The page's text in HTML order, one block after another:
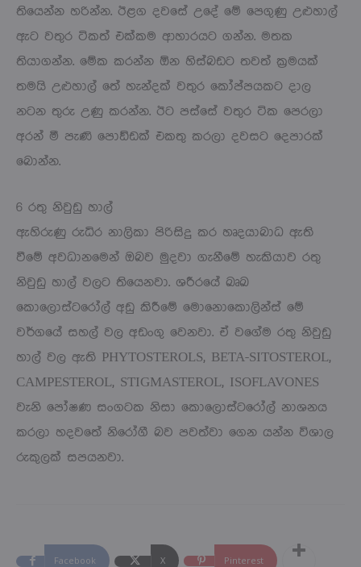
තියෙන්න හරින්න. ඊළග දවසේ උදේ මේ පෙගුණු උළුහාල්
ඇට වතුර ටිකත් එක්කම ආහාරයට ගන්න. මතක
තියාගන්න. මේක කරන්න ඕන හිස්බඩට තවත් ක්‍රමයක්
තමයි උළුහාල් තේ හැන්දක් වතුර කෝප්පයකට දාල
නටන තුරු උණු කරන්න. ඊට පස්සේ වතුර ටික පෙරලා
අරන් මී පැණි පොඞ්ඩක් එකතු කරලා දවසට දෙපාරක්
බොන්න.
6 රතු නිවුඩු හාල්
ඇහිරුණු රුධිර නාලිකා පිරිසිදු කර හෘදයාබාධ ඇති
වීමේ අවධානමෙන් ඔබව මුදවා ගැනීමේ හැකියාව රතු
නිවුඩු හාල් වලට තියෙනවා. ශරීරයේ ඛෘඛ
කොලොස්ටරෝල් අඩු කිරීමේ මොනොකොලින්ස් මේ
වර්ගයේ සහල් වල අඩංගු වෙනවා. ඒ වගේම රතු නිවුඩු
හාල් වල ඇති PHYTOSTEROLS, BETA-SITOSTEROL,
CAMPESTEROL, STIGMASTEROL, ISOFLAVONES
වැනි පෝෂණ සංගටක නිසා කොලොස්ටරෝල් නාශනය
කරලා හදවතේ නිරෝගී බව පවත්වා ගෙන යන්න විශාල
රුකුලක් සපයනවා.
Facebook X Pinterest